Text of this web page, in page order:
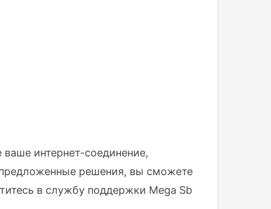
интернет-соединение,
решения, вы сможете
в службу поддержки Mega Sb